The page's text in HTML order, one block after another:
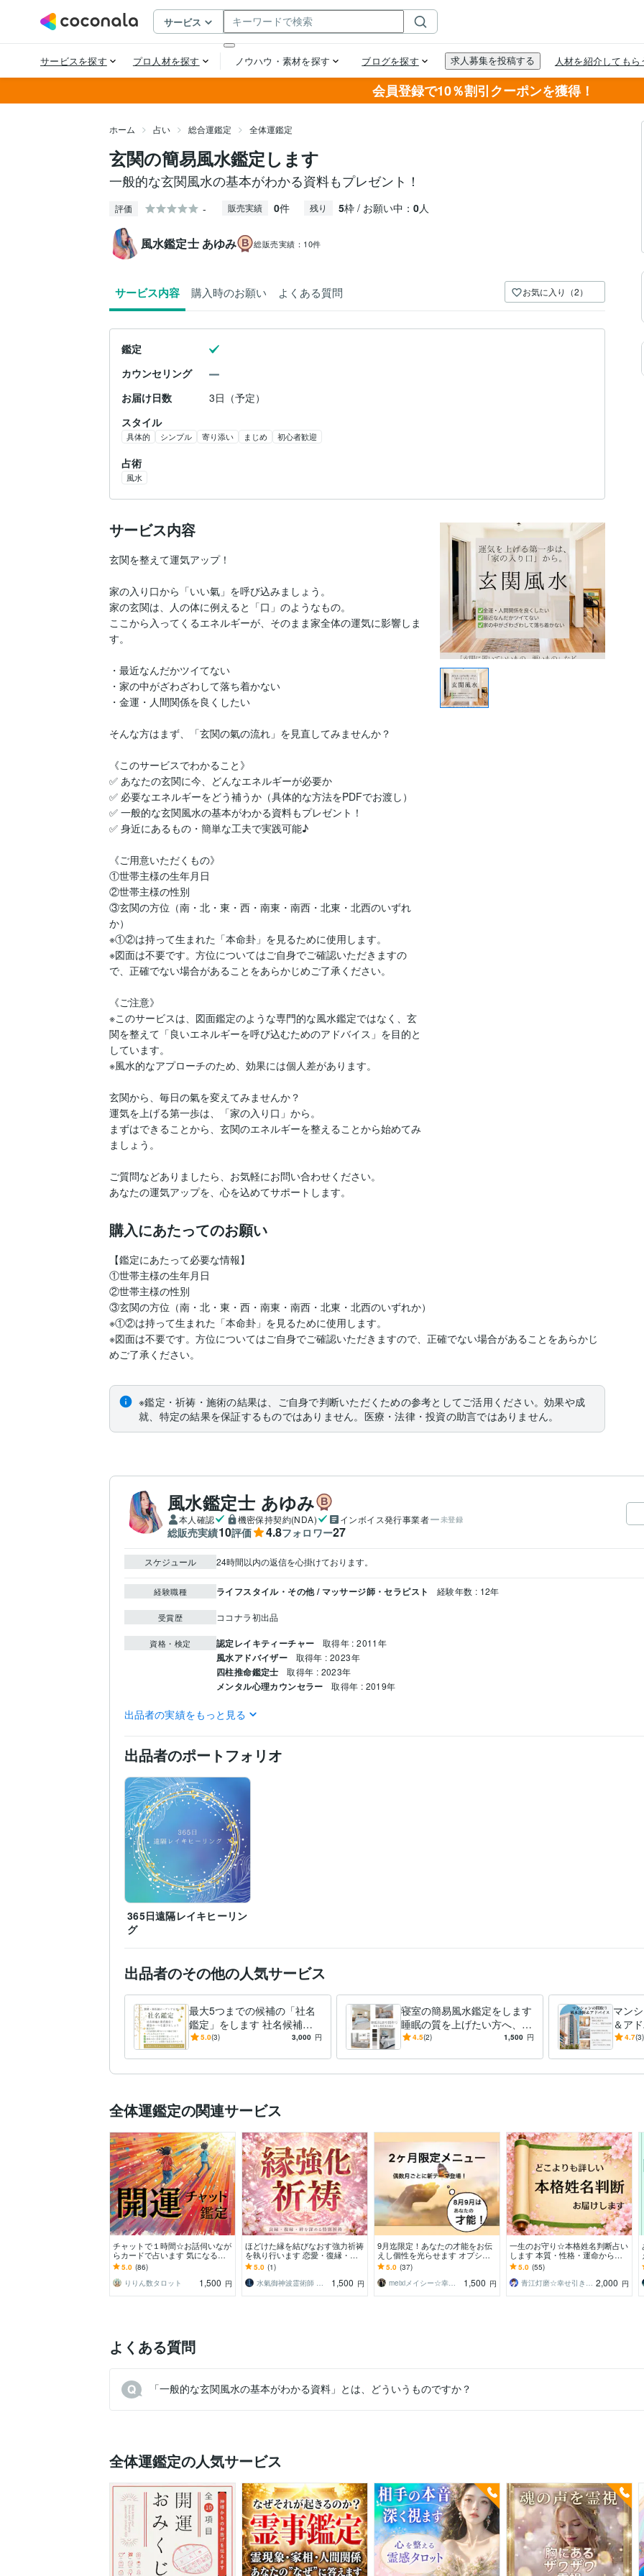
会員登録で10％割引クーポンを獲得！
ホーム 占い 総合運鑑定 全体運鑑定
玄関の簡易風水鑑定します
一般的な玄関風水の基本がわかる資料もプレゼント！
評価 - 販売実績 0件 残り 5枠 / お願い中： 0人
風水鑑定士 あゆみ 総販売実績： 10件
サービス内容 購入時のお願い よくある質問 お気に入り（2）
鑑定
カウンセリング
お届け日数
3日（予定）
スタイル
具体的 シンプル 寄り添い まじめ 初心者歓迎
占術
風水
サービス内容
玄関を整えて運気アップ！
家の入り口から「いい氣」を呼び込みましょう。
家の玄関は、人の体に例えると「口」のようなもの。
ここから入ってくるエネルギーが、そのまま家全体の運気に影響しま
す。
・最近なんだかツイてない
・家の中がざわざわして落ち着かない
・金運・人間関係を良くしたい
そんな方はまず、「玄関の氣の流れ」を見直してみませんか？
《このサービスでわかること》
✅ あなたの玄関に今、どんなエネルギーが必要か
✅ 必要なエネルギーをどう補うか（具体的な方法をPDFでお渡し）
✅ 一般的な玄関風水の基本がわかる資料もプレゼント！
✅ 身近にあるもの・簡単な工夫で実践可能♪
《ご用意いただくもの》
①世帯主様の生年月日
②世帯主様の性別
③玄関の方位（南・北・東・西・南東・南西・北東・北西のいずれ
か）
※①②は持って生まれた「本命卦」を見るために使用します。
※図面は不要です。方位についてはご自身でご確認いただきますの
で、正確でない場合があることをあらかじめご了承ください。
《ご注意》
※このサービスは、図面鑑定のような専門的な風水鑑定ではなく、玄
関を整えて「良いエネルギーを呼び込むためのアドバイス」を目的と
しています。
※風水的なアプローチのため、効果には個人差があります。
玄関から、毎日の氣を変えてみませんか？
運気を上げる第一歩は、「家の入り口」から。
まずはできることから、玄関のエネルギーを整えることから始めてみ
ましょう。
ご質問などありましたら、お気軽にお問い合わせください。
あなたの運気アップを、心を込めてサポートします。
購入にあたってのお願い
【鑑定にあたって必要な情報】
①世帯主様の生年月日
②世帯主様の性別
③玄関の方位（南・北・東・西・南東・南西・北東・北西のいずれか）
※①②は持って生まれた「本命卦」を見るために使用します。
※図面は不要です。方位についてはご自身でご確認いただきますので、正確でない場合があることをあらかじ
めご了承ください。
※鑑定・祈祷・施術の結果は、ご自身で判断いただくための参考としてご活用ください。効果や成
就、特定の結果を保証するものではありません。医療・法律・投資の助言ではありません。
風水鑑定士 あゆみ
本人確認 機密保持契約(NDA) インボイス発行事業者 未登録
総販売実績10評価 4.8フォロワー27
スケジュール 24時間以内の返信を心掛けております。
経験職種 ライフスタイル・その他 / マッサージ師・セラピスト 経験年数 : 12年
受賞歴 ココナラ初出品
資格・検定 認定レイキティーチャー 取得年 : 2011年
風水アドバイザー 取得年 : 2023年
四柱推命鑑定士 取得年 : 2023年
メンタル心理カウンセラー 取得年 : 2019年
得意分野 占い 風水鑑定・四柱推命鑑定・レイキヒーリング
出品者の実績をもっと見る
出品者のポートフォリオ
365日遠隔レイキヒーリン
グ
出品者のその他の人気サービス
最大5つまでの候補の「社名
鑑定」をします 社名候補を
徹底鑑定します！最強のひと
5.0(3) 3,000 円
寝室の簡易風水鑑定をします
睡眠の質を上げたい方へ、睡
眠快適空間作りのアドバイス
4.5(2) 1,500 円
マン
＆ア
宅建
4.7(3)
全体運鑑定の関連サービス
チャットで１時間☆お話伺いなが
らカードで占います 気になるこ
との深掘りや開運に導くメッセー
ジをお伝えします
5.0 (86)
りりん数タロット
1,500 円
ほどけた縁を結びなおす強力祈祷
を執り行います 恋愛・復縁・人
間関係・仕事・親子…あらゆる縁
を結なおします。
5.0 (1)
水氣御神波霊術師 ｜結愛
1,500 円
9月迄限定！あなたの才能をお伝
えし個性を光らせます オプショ
ンで恋愛・仕事・スピリチュア
ル…魅力・強みを深堀り！
5.0 (37)
meixiメイシー☆幸せ引き寄せる占い師
1,500 円
一生のお守り☆本格姓名判断占い
します 本質・性格・運命からあ
なただけの開運のコツを徹底解説
5.0 (55)
青江灯磨☆幸せ引き寄せ、開運の専門家 2,000 円
よくある質問
「一般的な玄関風水の基本がわかる資料」とは、どういうものですか？
全体運鑑定の人気サービス